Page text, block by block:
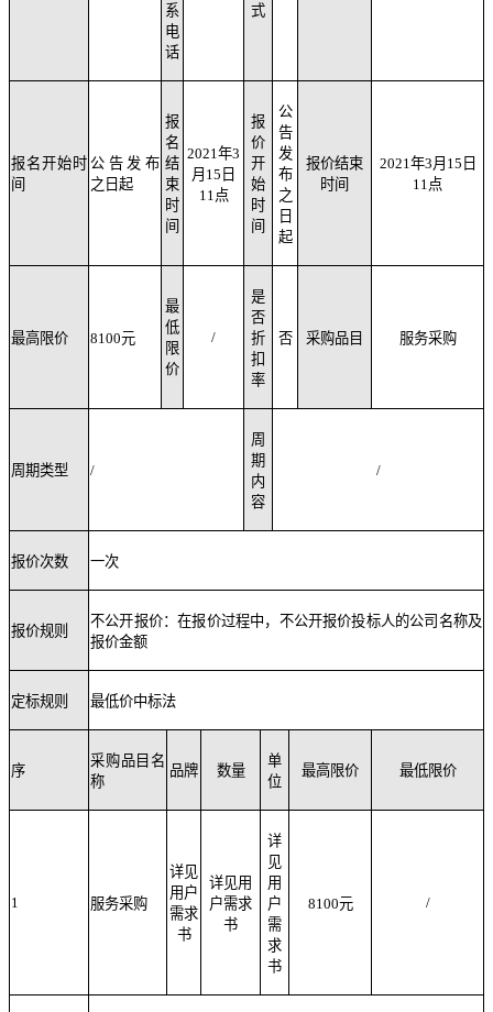
系
电
话
式
报名开始时
间
公告发布
之日起
报
名
结
束
时
间
2021年3
月15日
11点
报
价
开
始
时
间
公
告
发
布
之
日
起
报价结束
时间
2021年3月15日
11点
最高限价 81 00元
最
低
限
价
/
是
否
折
扣
率
否 采购品目 服务采购
周期类型 /
周
期
内
容
/
报价次数 一次
报价规则
不公开报价：在报价过程中，不公开报价投标人的公司名称及
报价金额
定标规则 最低价中标法
序
采购品目名
称
品牌 数量
单
位
最高限价 最低限价
1 服务采购
详见
用户
需求
书
详见用
户需求
书
详
见
用
户
需
求
书
8100元 /